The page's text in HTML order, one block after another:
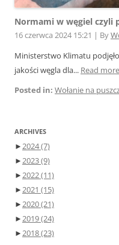
Normami w węgiel czyli
16 czerwca 2024 15:21 | By
Ministerstwo Klimatu
jakości węgla dla... Read
Posted in: Wołanie na
ARCHIVES
►2024(7)
►2023(9)
►2022(11)
►2021 (15)
►2020(21)
►2019(24)
►2018(23)